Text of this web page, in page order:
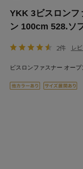
YKK 3ビスロンフ
ン 100cm 528.ソ
2件 レ
ビスロンファスナー オー